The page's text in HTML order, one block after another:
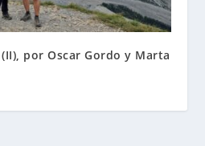
por Oscar Gordo y Marta